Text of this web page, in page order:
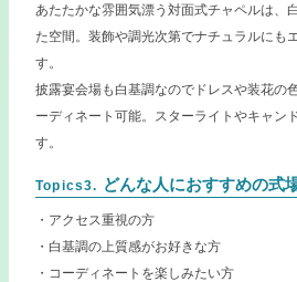
あたたかな雰囲気漂う対面式チャペルは、
た空間。装飾や調光次第でナチュラルにも
す。
披露宴会場も白基調なのでドレスや装花の
ーディネート可能。スターライトやキャン
す。
Topics3. どんな人におすすめの式
・アクセス重視の方
・白基調の上質感がお好きな方
・コーディネートを楽しみたい方